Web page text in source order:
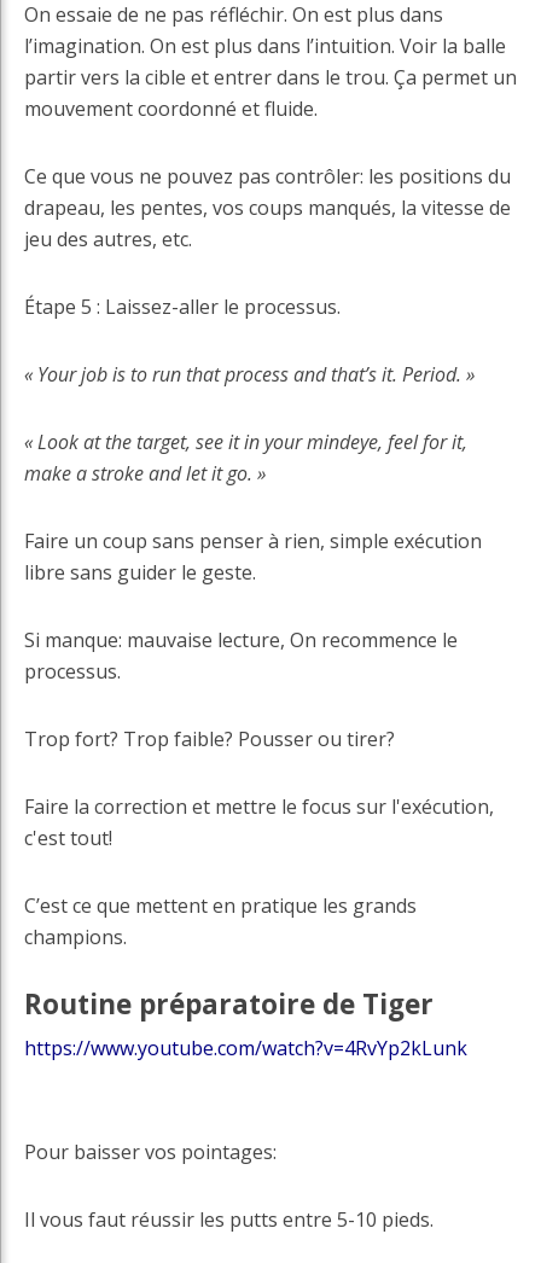
On essaie de ne pas réfléchir. On est plus dans
l’imagination. On est plus dans l’intuition. Voir la balle
partir vers la cible et entrer dans le trou. Ça permet un
mouvement coordonné et fluide.
Ce que vous ne pouvez pas contrôler: les positions du
drapeau, les pentes, vos coups manqués, la vitesse de
jeu des autres, etc.
Étape 5 : Laissez-aller le processus.
« Your job is to run that process and that’s it. Period. »
« Look at the target, see it in your mindeye, feel for it,
make a stroke and let it go. »
Faire un coup sans penser à rien, simple exécution
libre sans guider le geste.
Si manque: mauvaise lecture, On recommence le
processus.
Trop fort? Trop faible? Pousser ou tirer?
Faire la correction et mettre le focus sur l'exécution,
c'est tout!
C’est ce que mettent en pratique les grands
champions.
Routine préparatoire de Tiger
https://www.youtube.com/watch?v=4RvYp2kLunk
Pour baisser vos pointages:
Il vous faut réussir les putts entre 5-10 pieds.